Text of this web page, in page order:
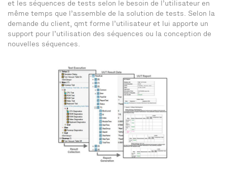
et les séquences de tests selon le besoin de l’utilisateur en
même temps que l’assemble de la solution de tests. Selon la
demande du client, qmt forme l’utilisateur et lui apporte un
support pour l’utilisation des séquences ou la conception de
nouvelles séquences.